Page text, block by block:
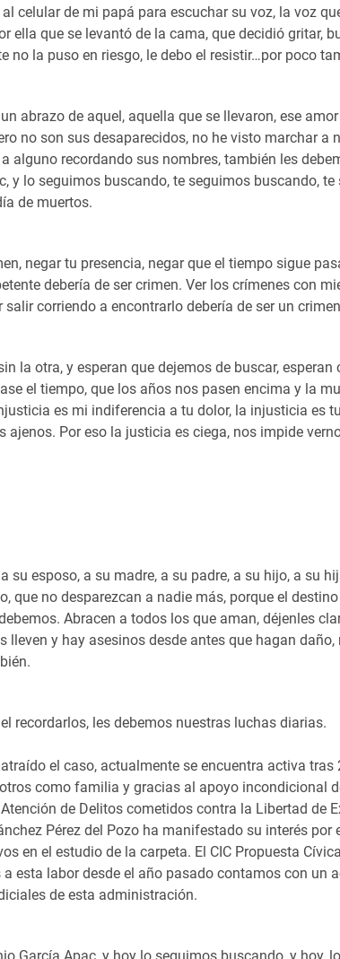
celular de mi papá para escuchar su voz, la voz
ella que se levantó de la cama, que decidió gritar,
no la puso en riesgo, le debo el resistir…por poco
abrazo de aquel, aquella que se llevaron, ese
no son sus desaparecidos, no he visto marchar a
alguno recordando sus nombres, también les
y lo seguimos buscando, te seguimos buscando,
de muertos.
negar tu presencia, negar que el tiempo sigue
debería de ser crimen. Ver los crímenes con
corriendo a encontrarlo debería de ser un
la otra, y esperan que dejemos de buscar, esperan
el tiempo, que los años nos pasen encima y la
es mi indiferencia a tu dolor, la injusticia es
Por eso la justicia es ciega, nos impide
su esposo, a su madre, a su padre, a su hijo, a su
que no desparezcan a nadie más, porque el
Abracen a todos los que aman, déjenles
lleven y hay asesinos desde antes que hagan
recordarlos, les debemos nuestras luchas diarias.
el caso, actualmente se encuentra activa
como familia y gracias al apoyo incondicional
de Delitos cometidos contra la Libertad de
Pérez del Pozo ha manifestado su interés por
en el estudio de la carpeta. El CIC Propuesta
esta labor desde el año pasado contamos con un
de esta administración.